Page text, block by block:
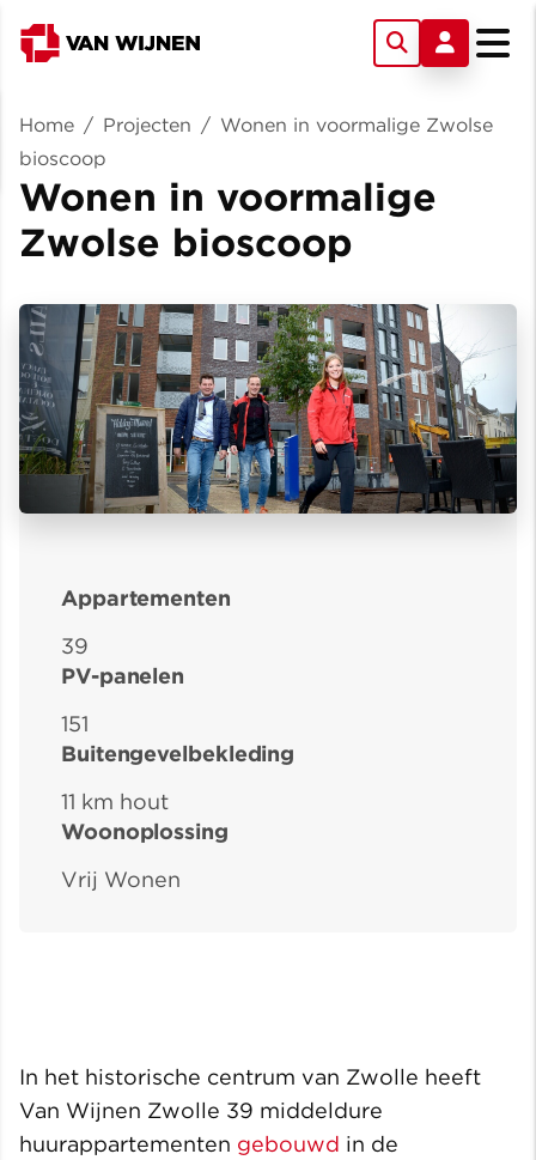
Home / Projecten / Wonen in voormalige Zwolse
bioscoop
Wonen in voormalige
Zwolse bioscoop
Appartementen
39
PV-panelen
151
Buitengevelbekleding
11 km hout
Woonoplossing
Vrij Wonen
In het historische centrum van Zwolle heeft
Van Wijnen Zwolle 39 middeldure
huurappartementen gebouwd in de